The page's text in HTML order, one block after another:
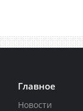
Главное
Новости